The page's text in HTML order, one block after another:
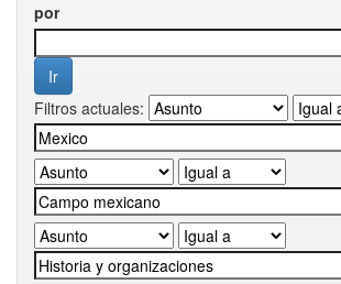
por
Filtros actuales: